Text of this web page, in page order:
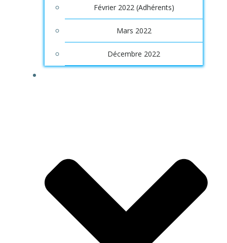
Février 2022 (Adhérents)
Mars 2022
Décembre 2022